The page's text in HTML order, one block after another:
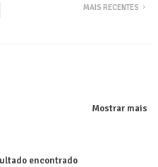
MAIS RECENTES
Mostrar mais
encontrado